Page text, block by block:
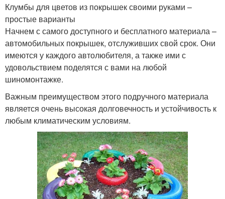
Клумбы для цветов из покрышек своими руками –
простые варианты
Начнем с самого доступного и бесплатного материала –
автомобильных покрышек, отслуживших свой срок. Они
имеются у каждого автолюбителя, а также ими с
удовольствием поделятся с вами на любой
шиномонтажке.
Важным преимуществом этого подручного материала
является очень высокая долговечность и устойчивость к
любым климатическим условиям.